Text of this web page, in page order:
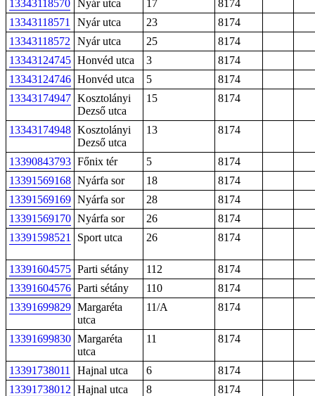
13343118570 Nyár utca 17
8174
13343118571
Nyár utca 23
8174
13343118572
Nyár utca 25
8174
13343124745 Honvéd utca 3
8174
13343124746 Honvéd utca 5
8174
13343174947 Kosztolányi
Dezső utca
15 8174
13343174948 Kosztolányi
Dezső utca
13 8174
13390843793 Főnix tér 5
8174
13391569168 Nyárfa sor 18
8174
13391569169 Nyárfa sor 28
8174
13391569170 Nyárfa sor 26
8174
13391598521
Sport utca 26 8174
13391604575 Parti sétány 112
8174
13391604576 Parti sétány 110
8174
13391699829 Margaréta
utca
11/A 8174
13391699830 Margaréta
utca
11 8174
13391738011 Hajnal utca 6
8174
13391738012 Hajnal utca 8
8174